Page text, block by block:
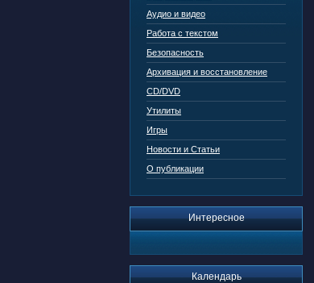
Аудио и видео
Работа с текстом
Безопасность
Архивация и восстановление
CD/DVD
Утилиты
Игры
Новости и Статьи
О публикации
Интересное
Календарь